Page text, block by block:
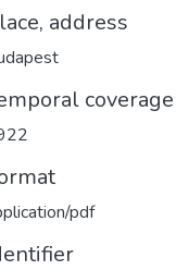
address
coverage
pdf